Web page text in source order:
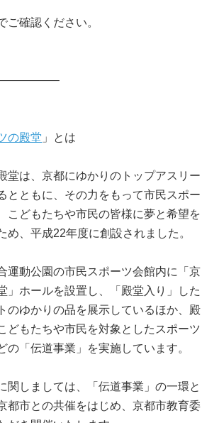
ご確認ください。
の殿堂 」とは
堂は、京都にゆかりのトップアスリー
とともに、その力をもって市民スポー
こどもたちや市民の皆様に夢と希望を
め、平成22年度に創設されました。
運動公園の市民スポーツ会館内に「京
」ホールを設置し、「殿堂入り」した
のゆかりの品を展示しているほか、殿
どもたちや市民を対象としたスポーツ
の「伝道事業」を実施しています。
関しましては、「伝道事業」の一環と
都市との共催をはじめ、京都市教育委